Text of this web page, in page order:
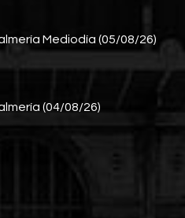
Mediodía (05/08/26)
(04/08/26)